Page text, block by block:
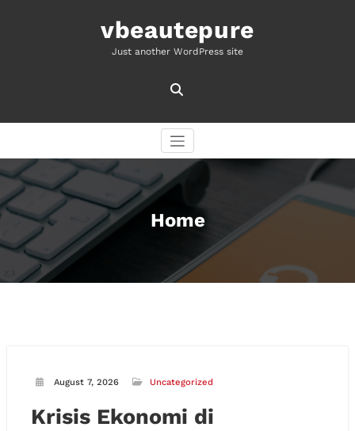
vbeautepure
Just another WordPress site
Home
August 7, 2026 Uncategorized
Krisis Ekonomi di